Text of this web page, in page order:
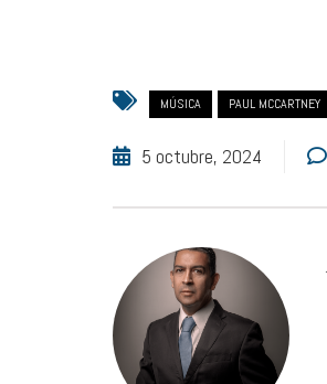
MÚSICA PAUL MCCARTNEY
5 octubre, 2024